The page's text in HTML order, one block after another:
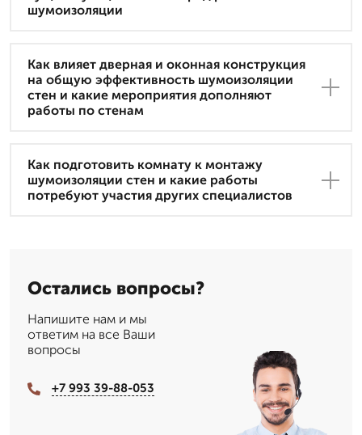
шумоизоляции
Как влияет дверная и оконная конструкция
на общую эффективность шумоизоляции
стен и какие мероприятия дополняют
работы по стенам
Как подготовить комнату к монтажу
шумоизоляции стен и какие работы
потребуют участия других специалистов
Остались вопросы?
Напишите нам и мы
ответим на все Ваши
вопросы
+7 993 39-88-053